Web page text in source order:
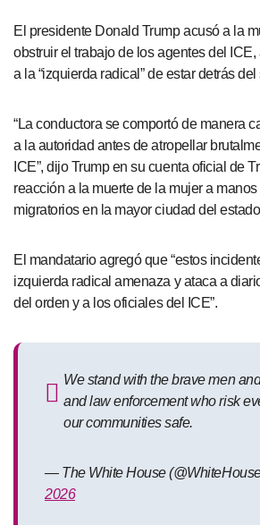
El presidente Donald Trump acusó a la
obstruir el trabajo de los agentes del
a la “izquierda radical” de estar detrás
“La conductora se comportó de manera
a la autoridad antes de atropellar
ICE”, dijo Trump en su cuenta oficial de
reacción a la muerte de la mujer a
migratorios en la mayor ciudad del
El mandatario agregó que “estos
izquierda radical amenaza y ataca a
del orden y a los oficiales del ICE”.
We stand with the brave men
and law enforcement who risk
our communities safe.
— The White House
2026